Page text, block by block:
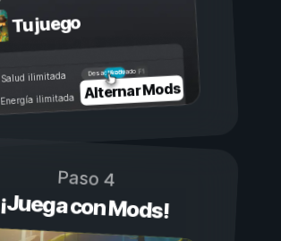
Tu juego
Activado
Desactivado
Salud ilimitada
Energía ilimitada Alternar Mods
Paso 4
¡Juega con Mods!